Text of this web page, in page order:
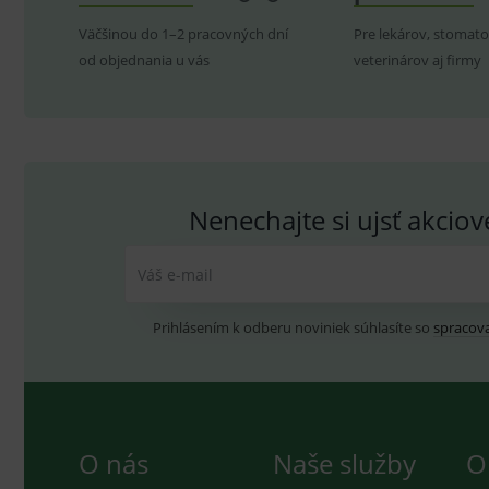
Väčšinou do 1–2 pracovných dní
od objednania u vás
Pre lekárov,
veterinárov aj firmy
Nenechajte si ujsť
Váš e-mail
Prihlásením k odberu noviniek súhlasíte so
O nás Naše služby
Název
_ga_GXRFBLV37P
Název
VISITOR_INFO1_LIVE